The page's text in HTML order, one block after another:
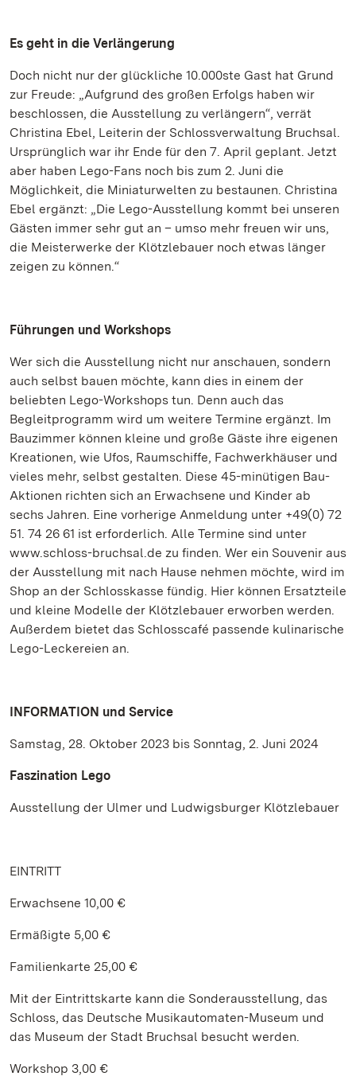
Es geht in die Verlängerung
Doch nicht nur der glückliche 10.000ste Gast hat Grund
zur Freude: „Aufgrund des großen Erfolgs haben wir
beschlossen, die Ausstellung zu verlängern“, verrät
Christina Ebel, Leiterin der Schlossverwaltung Bruchsal.
Ursprünglich war ihr Ende für den 7. April geplant. Jetzt
aber haben Lego-Fans noch bis zum 2. Juni die
Möglichkeit, die Miniaturwelten zu bestaunen. Christina
Ebel ergänzt: „Die Lego-Ausstellung kommt bei unseren
Gästen immer sehr gut an – umso mehr freuen wir uns,
die Meisterwerke der Klötzlebauer noch etwas länger
zeigen zu können.“
Führungen und Workshops
Wer sich die Ausstellung nicht nur anschauen, sondern
auch selbst bauen möchte, kann dies in einem der
beliebten Lego-Workshops tun. Denn auch das
Begleitprogramm wird um weitere Termine ergänzt. Im
Bauzimmer können kleine und große Gäste ihre eigenen
Kreationen, wie Ufos, Raumschiffe, Fachwerkhäuser und
vieles mehr, selbst gestalten. Diese 45-minütigen Bau-
Aktionen richten sich an Erwachsene und Kinder ab
sechs Jahren. Eine vorherige Anmeldung unter +49(0) 72
51. 74 26 61 ist erforderlich. Alle Termine sind unter
www.schloss-bruchsal.de zu finden. Wer ein Souvenir aus
der Ausstellung mit nach Hause nehmen möchte, wird im
Shop an der Schlosskasse fündig. Hier können Ersatzteile
und kleine Modelle der Klötzlebauer erworben werden.
Außerdem bietet das Schlosscafé passende kulinarische
Lego-Leckereien an.
INFORMATION und Service
Samstag, 28. Oktober 2023 bis Sonntag, 2. Juni 2024
Faszination Lego
Ausstellung der Ulmer und Ludwigsburger Klötzlebauer
EINTRITT
Erwachsene 10,00 €
Ermäßigte 5,00 €
Familienkarte 25,00 €
Mit der Eintrittskarte kann die Sonderausstellung, das
Schloss, das Deutsche Musikautomaten-Museum und
das Museum der Stadt Bruchsal besucht werden.
Workshop 3,00 €